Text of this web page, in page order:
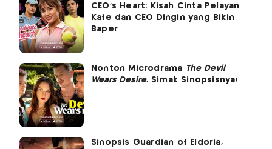
CEO's Heart: Kisah Cinta Pelayan
Kafe dan CEO Dingin yang Bikin
Baper
Nonton Microdrama The Devil
Wears Desire, Simak Sinopsisnya!
Sinopsis Guardian of Eldoria,